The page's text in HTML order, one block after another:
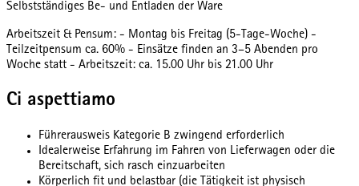
Selbstständiges Be- und Entladen der Ware
Arbeitszeit & Pensum: - Montag bis Freitag (5-Tage-Woche) -
Teilzeitpensum ca. 60% - Einsätze finden an 3–5 Abenden pro
Woche statt - Arbeitszeit: ca. 15.00 Uhr bis 21.00 Uhr
Ci aspettiamo
Führerausweis Kategorie B zwingend erforderlich
Idealerweise Erfahrung im Fahren von Lieferwagen oder die
Bereitschaft, sich rasch einzuarbeiten
Körperlich fit und belastbar (die Tätigkeit ist physisch